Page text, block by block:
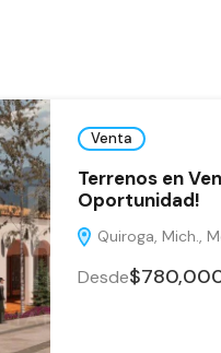
Venta
Terrenos en
Oportunidad!
Quiroga, Mich.,
Desde